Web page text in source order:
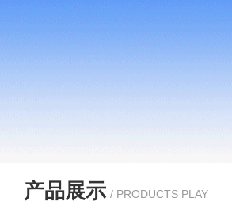
产品展示 / PRODUCTS PLAY